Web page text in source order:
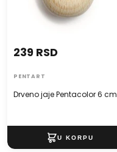
Drveno jaje Pentacolor 6 cm
239 RSD
PENTART